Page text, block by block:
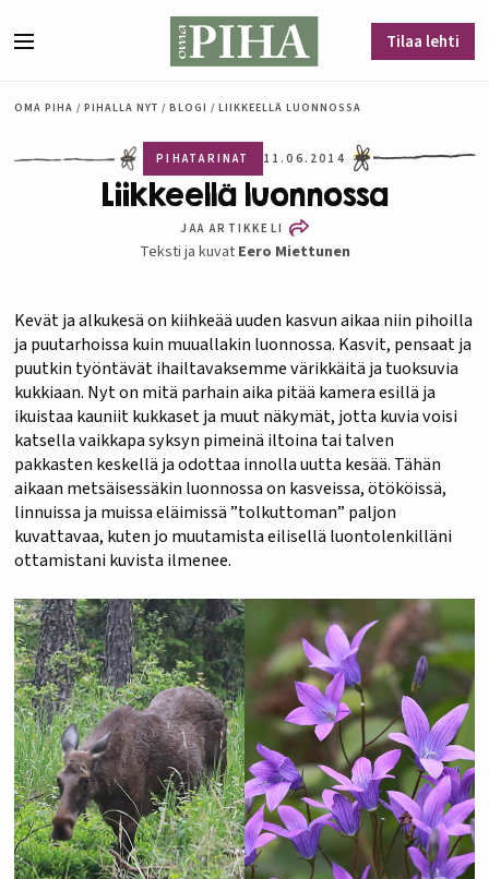
Tilaa lehti
OMA PIHA / PIHALLA NYT / BLOGI / LIIKKEELLÄ LUONNOSSA
PIHATARINAT 11.06.2014
Liikkeellä luonnossa
JAA ARTIKKELI
Teksti ja kuvat Eero Miettunen
Kevät ja alkukesä on kiihkeää uuden kasvun aikaa niin pihoilla
ja puutarhoissa kuin muuallakin luonnossa. Kasvit, pensaat ja
puutkin työntävät ihailtavaksemme värikkäitä ja tuoksuvia
kukkiaan. Nyt on mitä parhain aika pitää kamera esillä ja
ikuistaa kauniit kukkaset ja muut näkymät, jotta kuvia voisi
katsella vaikkapa syksyn pimeinä iltoina tai talven
pakkasten keskellä ja odottaa innolla uutta kesää. Tähän
aikaan metsäisessäkin luonnossa on kasveissa, ötököissä,
linnuissa ja muissa eläimissä ”tolkuttoman” paljon
kuvattavaa, kuten jo muutamista eilisellä luontolenkilläni
ottamistani kuvista ilmenee.